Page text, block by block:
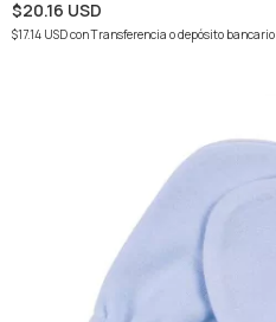
$20.16 USD
$17.14 USDconTransferencia o depósito bancario